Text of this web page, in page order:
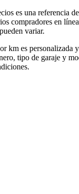
es una referencia
compradores en
variar.
km es personalizada
tipo de garaje y